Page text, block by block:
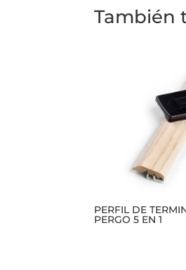
También
PERFIL DE
PERGO 5 EN 1